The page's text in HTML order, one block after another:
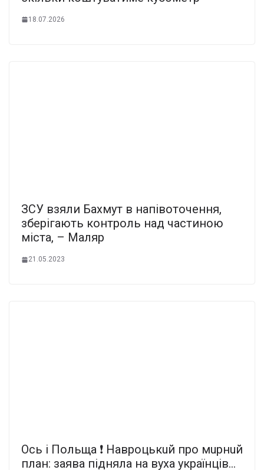
18.07.2026
ЗСУ взяли Бахмут в напівоточення,
зберігають контроль над частиною
міста, – Маляр
21.05.2023
Ocь i Пoльщa ❗️ Нaвpoцькuй пpo мupнuй
плaн: зaявa пiднялa нa вyxa yкpaїнцiв…